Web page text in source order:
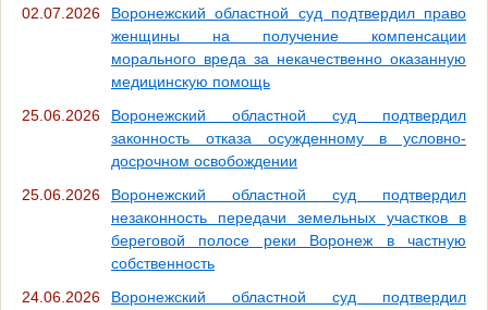
02.07.2026
Воронежский областной суд подтвердил право
женщины на получение компенсации
морального вреда за некачественно оказанную
медицинскую помощь
25.06.2026
Воронежский областной суд подтвердил
законность отказа осужденному в условно-
досрочном освобождении
25.06.2026
Воронежский областной суд подтвердил
незаконность передачи земельных участков в
береговой полосе реки Воронеж в частную
собственность
24.06.2026
Воронежский областной суд подтвердил